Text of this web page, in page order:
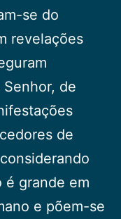
se do
revelações
de
de
é grande em
e põem-se